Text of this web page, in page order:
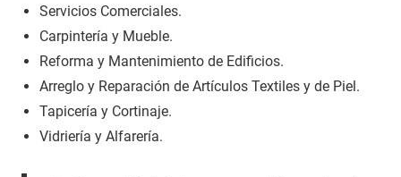
Servicios Comerciales.
Carpintería y Mueble.
Reforma y Mantenimiento de Edificios.
Arreglo y Reparación de Artículos Textiles y de Piel.
Tapicería y Cortinaje.
Vidriería y Alfarería.